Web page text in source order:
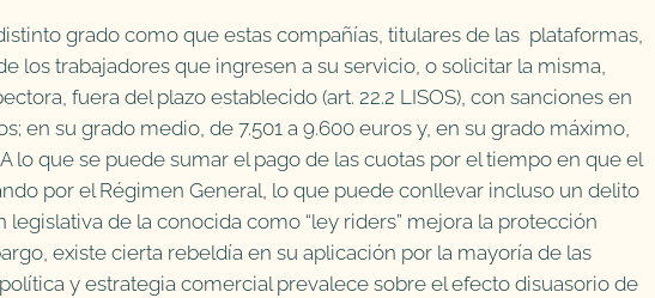
grado como que estas compañías, titulares de las plataformas,
los trabajadores que ingresen a su servicio, o solicitar la misma,
fuera del plazo establecido (art. 22.2 LISOS), con sanciones en
en su grado medio, de 7.501 a 9.600 euros y, en su grado máximo,
A lo que se puede sumar el pago de las cuotas por el tiempo en que el
por el Régimen General, lo que puede conllevar incluso un delito
legislativa de la conocida como “ley riders” mejora la protección
existe cierta rebeldía en su aplicación por la mayoría de las
y estrategia comercial prevalece sobre el efecto disuasorio de